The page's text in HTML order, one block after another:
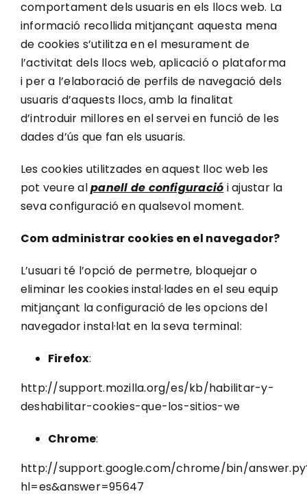
comportament dels usuaris en els llocs web. La
informació recollida mitjançant aquesta mena
de cookies s’utilitza en el mesurament de
l’activitat dels llocs web, aplicació o plataforma
i per a l’elaboració de perfils de navegació dels
usuaris d’aquests llocs, amb la finalitat
d’introduir millores en el servei en funció de les
dades d’ús que fan els usuaris.
Les cookies utilitzades en aquest lloc web les
pot veure alpanell de configuració i ajustar la
seva configuració en qualsevol moment.
Com administrar cookies en el navegador?
L’usuari té l’opció de permetre, bloquejar o
eliminar les cookies instal·lades en el seu equip
mitjançant la configuració de les opcions del
navegador instal·lat en la seva terminal:
Firefox:
http://support.mozilla.org/es/kb/habilitar-y-
deshabilitar-cookies-que-los-sitios-we
Chrome:
http://support.google.com/chrome/bin/
hl=es&answer=95647